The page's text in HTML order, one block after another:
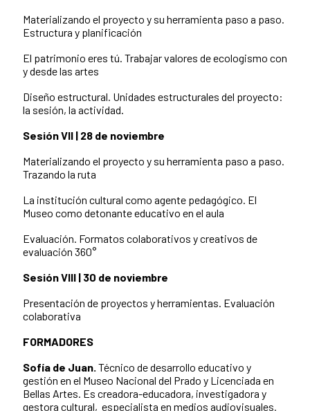
Materializando el proyecto y su herramienta paso a paso.
Estructura y planificación
El patrimonio eres tú. Trabajar valores de ecologismo con
y desde las artes
Diseño estructural. Unidades estructurales del proyecto:
la sesión, la actividad.
Sesión VII | 28 de noviembre
Materializando el proyecto y su herramienta paso a paso.
Trazando la ruta
La institución cultural como agente pedagógico. El
Museo como detonante educativo en el aula
Evaluación. Formatos colaborativos y creativos de
evaluación 360°
Sesión VIII | 30 de noviembre
Presentación de proyectos y herramientas. Evaluación
colaborativa
FORMADORES
Sofía de Juan. Técnico de desarrollo educativo y
gestión en el Museo Nacional del Prado y Licenciada en
Bellas Artes. Es creadora-educadora, investigadora y
gestora cultural, especialista en medios audiovisuales.